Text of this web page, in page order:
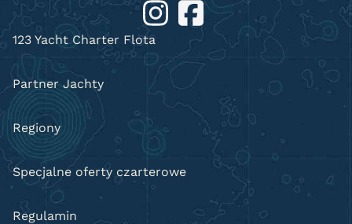
123 Yacht Charter Flota
Partner Jachty
Regiony
Specjalne oferty czarterowe
Regulamin